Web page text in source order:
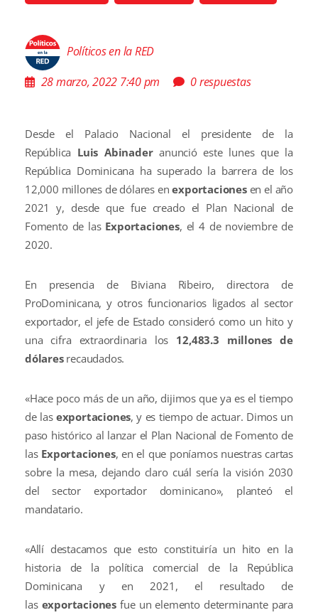
Políticos en la RED
28 marzo, 2022 7:40 pm
0 respuestas
Desde el Palacio Nacional el presidente de la
República Luis Abinaderanunció este lunes que la
República Dominicana ha superado la barrera de los
12,000 millones de dólares enexportacionesen el año
2021 y, desde que fue creado el Plan Nacional de
Fomento de las Exportaciones, el 4 de noviembre de
2020.
En presencia de Biviana Ribeiro, directora de
ProDominicana, y otros funcionarios ligados al sector
exportador, el jefe de Estado consideró como un hito y
una cifra extraordinaria los 12,483.3 millones de
dólares recaudados.
«Hace poco más de un año, dijimos que ya es el tiempo
de las exportaciones, y es tiempo de actuar. Dimos un
paso histórico al lanzar el Plan Nacional de Fomento de
las Exportaciones, en el que poníamos nuestras cartas
sobre la mesa, dejando claro cuál sería la visión 2030
del sector exportador dominicano», planteó el
mandatario.
«Allí destacamos que esto constituiría un hito en la
historia de la política comercial de la República
Dominicana y en 2021, el resultado de
las exportacionesfue un elemento determinante para